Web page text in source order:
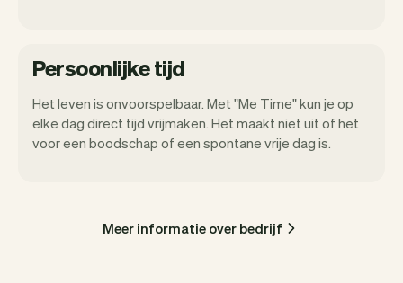
Persoonlijke tijd
Het leven is onvoorspelbaar. Met "Me Time" kun je op
elke dag direct tijd vrijmaken. Het maakt niet uit of het
voor een boodschap of een spontane vrije dag is.
Meer informatie over bedrijf